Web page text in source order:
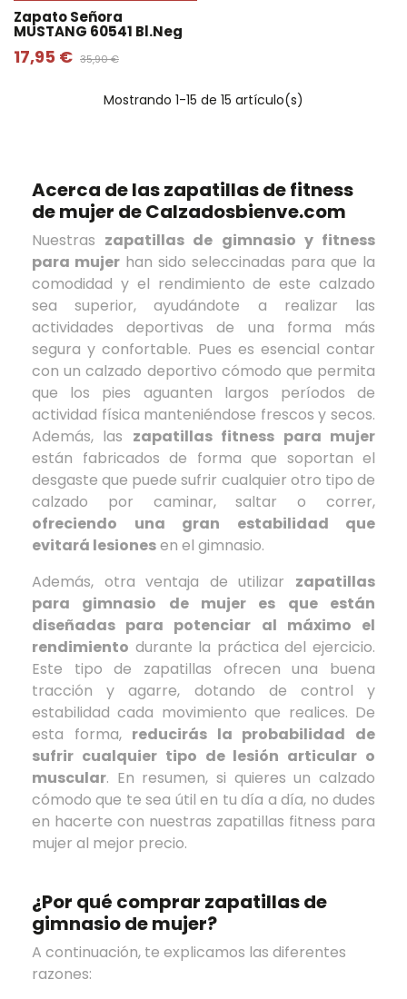
Zapato Señora
MUSTANG 60541 Bl.neg
17,95 € 35,90 €
Mostrando 1-15 de 15 artículo(s)
Acerca de las zapatillas de fitness
de mujer de Calzadosbienve.com
Nuestras zapatillas de gimnasio y fitness
para mujer han sido seleccinadas para que la
comodidad y el rendimiento de este calzado
sea superior, ayudándote a realizar las
actividades deportivas de una forma más
segura y confortable. Pues es esencial contar
con un calzado deportivo cómodo que permita
que los pies aguanten largos períodos de
actividad física manteniéndose frescos y secos.
Además, las zapatillas fitness para mujer
están fabricados de forma que soportan el
desgaste que puede sufrir cualquier otro tipo de
calzado por caminar, saltar o correr,
ofreciendo una gran estabilidad que
evitará lesionesen el gimnasio.
Además, otra ventaja de utilizar zapatillas
para gimnasio de mujer es que están
diseñadas para potenciar al máximo el
rendimiento durante la práctica del ejercicio.
Este tipo de zapatillas ofrecen una buena
tracción y agarre, dotando de control y
estabilidad cada movimiento que realices. De
esta forma, reducirás la probabilidad de
sufrir cualquier tipo de lesión articular o
muscular. En resumen, si quieres un calzado
cómodo que te sea útil en tu día a día, no dudes
en hacerte con nuestras zapatillas fitness para
mujer al mejor precio.
¿Por qué comprar zapatillas de
gimnasio de mujer?
A continuación, te explicamos las diferentes
razones: